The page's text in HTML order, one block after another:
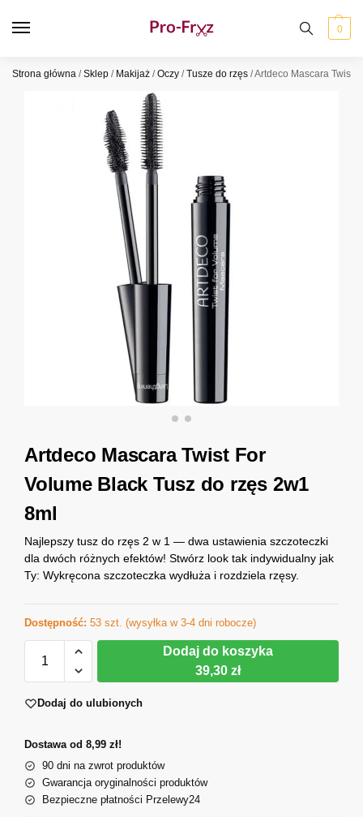
0
Strona główna /Sklep / Makijaż /Oczy /Tusze do rzęs /Artdeco Mascara Twist
Artdeco Mascara Twist For
Volume Black Tusz do rzęs 2w1
8ml
Najlepszy tusz do rzęs 2 w 1 — dwa ustawienia szczoteczki
dla dwóch różnych efektów! Stwórz look tak indywidualny jak
Ty: Wykręcona szczoteczka wydłuża i rozdziela rzęsy.
Dostępność: 53 szt. (wysyłka w 3-4 dni robocze)
Dodaj do koszyka
39,30 zł
Dodaj do ulubionych
Dostawa od 8,99 zł!
90 dni na zwrot produktów
Gwarancja oryginalności produktów
Bezpieczne płatności Przelewy24